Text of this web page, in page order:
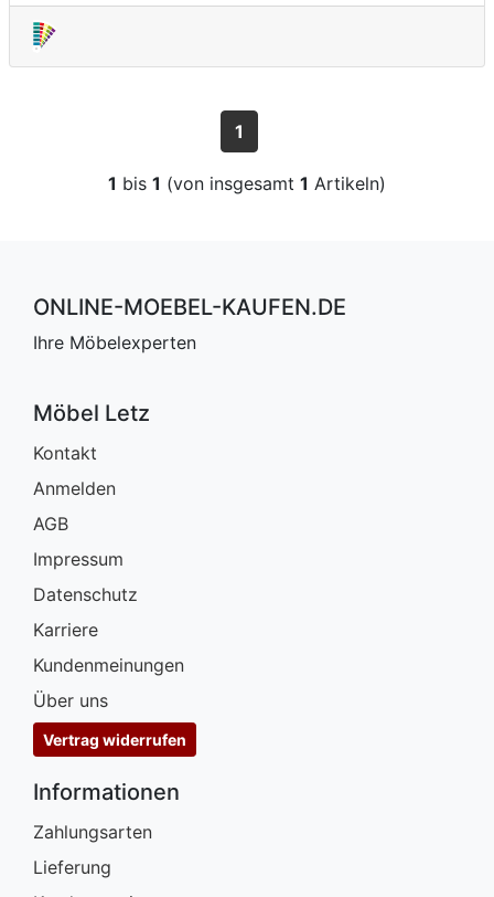
1
1 bis 1 (von insgesamt 1 Artikeln)
ONLINE-MOEBEL-KAUFEN.DE
Ihre Möbelexperten
Möbel Letz
Kontakt
Anmelden
AGB
Impressum
Datenschutz
Karriere
Kundenmeinungen
Über uns
Vertrag widerrufen
Informationen
Zahlungsarten
Lieferung